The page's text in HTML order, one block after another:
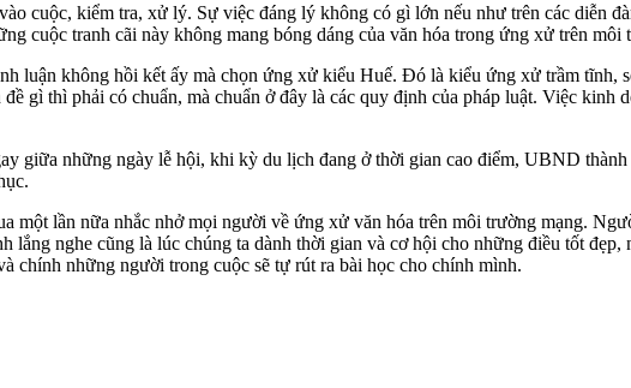
cuộc, kiểm tra, xử lý. Sự việc đáng lý không có gì lớn nếu như trên các diễn
cuộc tranh cãi này không mang bóng dáng của văn hóa trong ứng xử trên môi
luận không hồi kết ấy mà chọn ứng xử kiểu Huế. Đó là kiểu ứng xử trầm tĩnh,
gì thì phải có chuẩn, mà chuẩn ở đây là các quy định của pháp luật. Việc kinh
giữa những ngày lễ hội, khi kỳ du lịch đang ở thời gian cao điểm, UBND
một lần nữa nhắc nhở mọi người về ứng xử văn hóa trên môi trường mạng.
nghe cũng là lúc chúng ta dành thời gian và cơ hội cho những điều tốt
chính những người trong cuộc sẽ tự rút ra bài học cho chính mình.